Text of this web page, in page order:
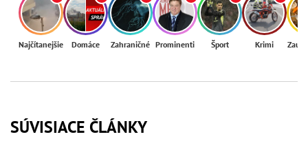
Najčítanejšie Domáce Zahraničné Prominenti Šport Krimi
SÚVISIACE ČLÁNKY